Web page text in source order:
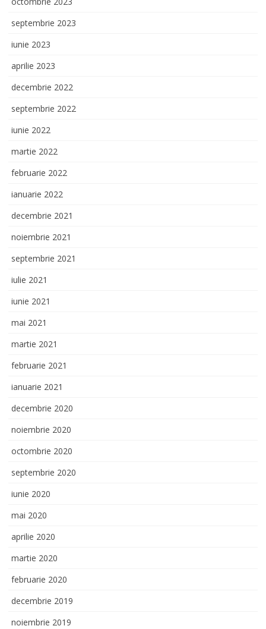
septembrie 2023
iunie 2023
aprilie 2023
decembrie 2022
septembrie 2022
iunie 2022
martie 2022
februarie 2022
ianuarie 2022
decembrie 2021
noiembrie 2021
septembrie 2021
iulie 2021
iunie 2021
mai 2021
martie 2021
februarie 2021
ianuarie 2021
decembrie 2020
noiembrie 2020
octombrie 2020
septembrie 2020
iunie 2020
mai 2020
aprilie 2020
martie 2020
februarie 2020
decembrie 2019
noiembrie 2019